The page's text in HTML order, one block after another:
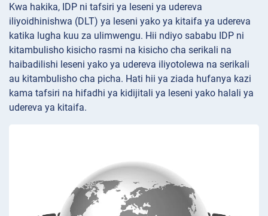
Kwa hakika, IDP ni tafsiri ya leseni ya udereva
iliyoidhinishwa (DLT) ya leseni yako ya kitaifa ya udereva
katika lugha kuu za ulimwengu. Hii ndiyo sababu IDP ni
kitambulisho kisicho rasmi na kisicho cha serikali na
haibadilishi leseni yako ya udereva iliyotolewa na serikali
au kitambulisho cha picha. Hati hii ya ziada hufanya kazi
kama tafsiri na hifadhi ya kidijitali ya leseni yako halali ya
udereva ya kitaifa.